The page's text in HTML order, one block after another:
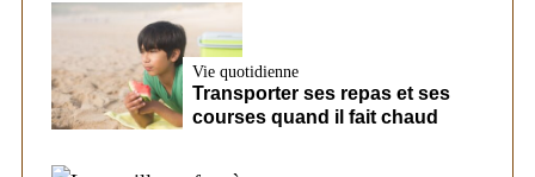
Vie quotidienne
Transporter ses repas et ses
courses quand il fait chaud